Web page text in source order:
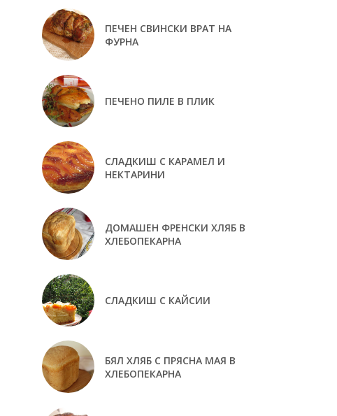
ПЕЧЕН СВИНСКИ ВРАТ НА
ФУРНА
ПЕЧЕНО ПИЛЕ В ПЛИК
СЛАДКИШ С КАРАМЕЛ И
НЕКТАРИНИ
ДОМАШЕН ФРЕНСКИ ХЛЯБ В
ХЛЕБОПЕКАРНА
СЛАДКИШ С КАЙСИИ
БЯЛ ХЛЯБ С ПРЯСНА МАЯ В
ХЛЕБОПЕКАРНА